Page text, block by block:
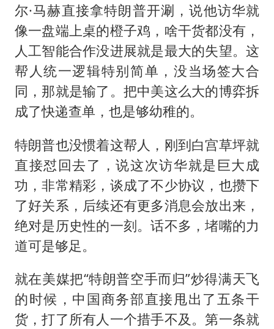
尔·马赫直接拿特朗普开涮，说他访华就
像一盘端上桌的橙子鸡，啥干货都没有，
人工智能合作没进展就是最大的失望。这
帮人统一逻辑特别简单，没当场签大合
同，那就是输了。把中美这么大的博弈拆
成了快递查单，也是够幼稚的。
特朗普也没惯着这帮人，刚到白宫草坪就
直接怼回去了，说这次访华就是巨大成
功，非常精彩，谈成了不少协议，也攒下
了好关系，后续还有更多消息会放出来，
绝对是历史性的一刻。话不多，堵嘴的力
道可是够足。
就在美媒把“特朗普空手而归”炒得满天飞
的时候，中国商务部直接甩出了五条干
货，打了所有人一个措手不及。第一条就